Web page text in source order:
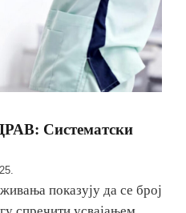
Систематски
показују да се број